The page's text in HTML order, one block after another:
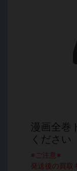
漫画全巻
ください
※ご注意※
発送後の買取